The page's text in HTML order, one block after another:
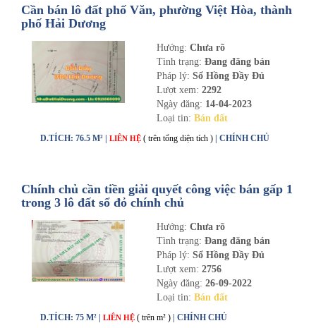
Cần bán lô đất phố Văn, phường Việt Hòa, thành
phố Hải Dương
Hướng: Chưa rõ
Tình trạng: Đang đăng bán
Pháp lý: Sổ Hồng Đầy Đủ
Lượt xem: 2292
Ngày đăng: 14-04-2023
Loại tin: Bán đất
D.TÍCH: 76.5 M² | LIÊN HỆ ( trên tổng diện tích ) | CHÍNH CHỦ
Chính chủ cần tiền giải quyết công việc bán gấp 1
trong 3 lô đất sổ đỏ chính chủ
Hướng: Chưa rõ
Tình trạng: Đang đăng bán
Pháp lý: Sổ Hồng Đầy Đủ
Lượt xem: 2756
Ngày đăng: 26-09-2022
Loại tin: Bán đất
D.TÍCH: 75 M² | LIÊN HỆ ( trên m² ) | CHÍNH CHỦ